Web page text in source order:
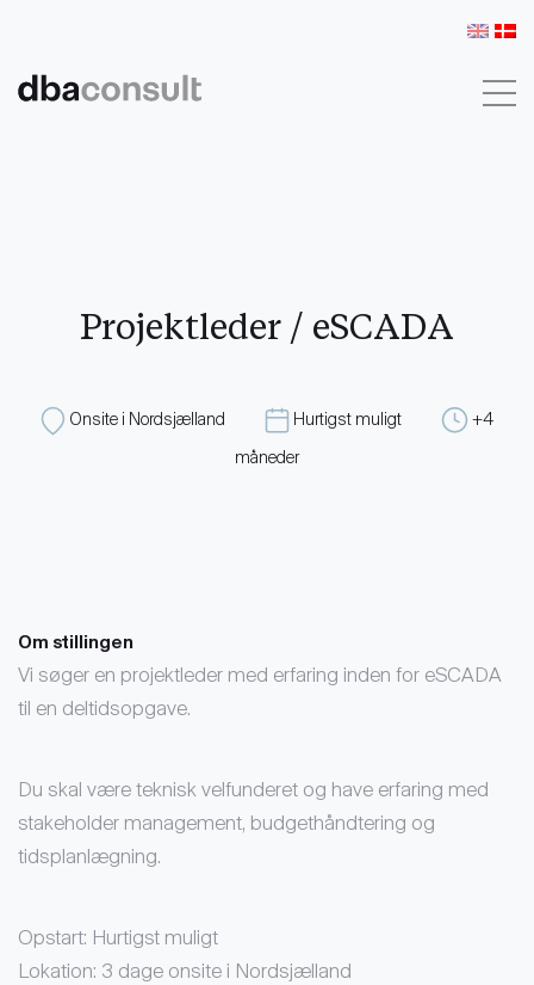
Projektleder / eSCADA
Onsite i Nordsjælland Hurtigst muligt +4
måneder
Om stillingen
Vi søger en projektleder med erfaring inden for eSCADA
til en deltidsopgave.
Du skal være teknisk velfunderet og have erfaring med
stakeholder management, budgethåndtering og
tidsplanlægning.
Opstart: Hurtigst muligt
Lokation: 3 dage onsite i Nordsjælland